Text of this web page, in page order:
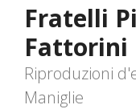
Fratelli
Fattorini
Riproduzioni
Maniglie